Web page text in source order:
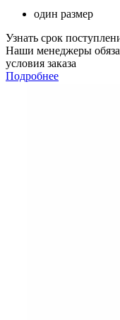
один размер
Узнать срок
Наши менеджеры
условия заказа
Подробнее